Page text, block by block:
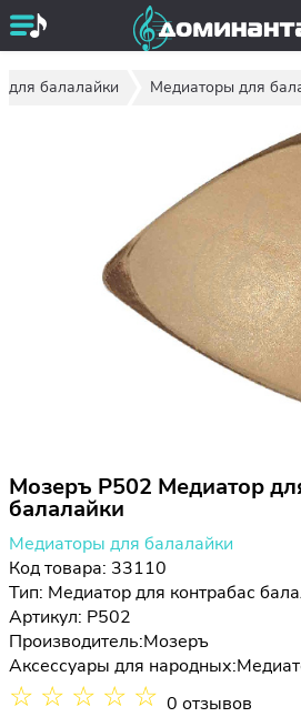
для балалайки Медиаторы для
Мозеръ P502 Медиатор
балалайки
Медиаторы для балалайки
Код товара: 33110
Тип: Медиатор для контрабас
Артикул: P502
Производитель:Мозеръ
Аксессуары для народных:
☆ ☆ ☆ ☆ ☆ 0 отзывов